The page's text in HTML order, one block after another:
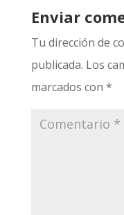
Enviar
Tu dirección de
publicada. Los
marcados con *